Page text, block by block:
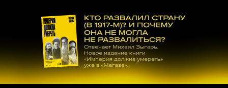
материалам